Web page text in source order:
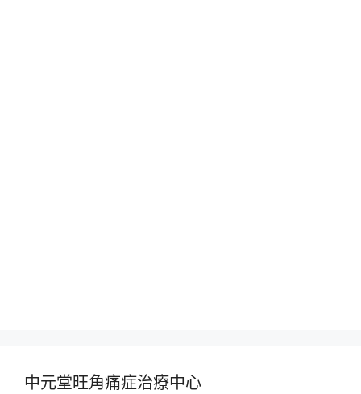
中元堂旺角痛症治療中心